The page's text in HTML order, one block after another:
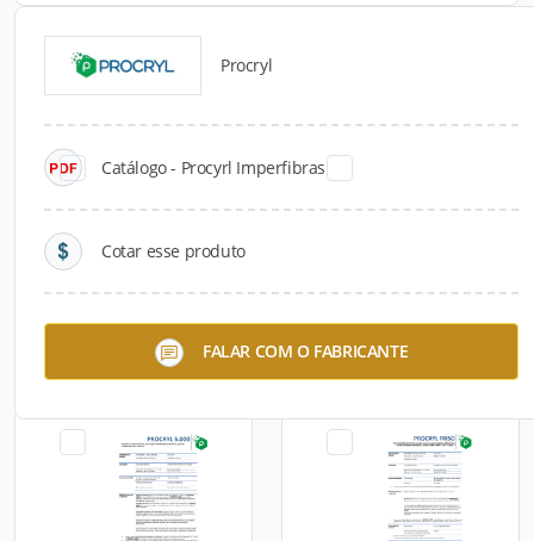
Procryl
Catálogo - Procyrl Imperfibras
Cotar esse produto
FALAR COM O FABRICANTE
Catálogos para Download
Procryl Anti-Ruído